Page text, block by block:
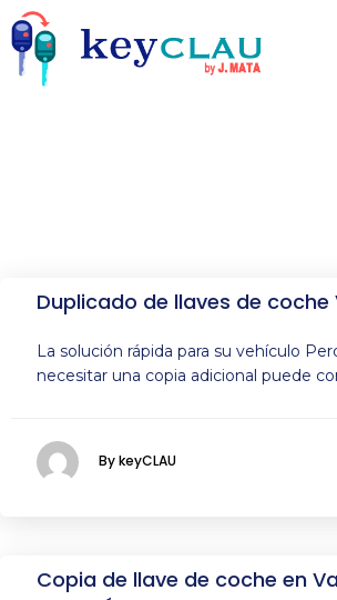
Duplicado de llaves de coche
La solución rápida para su vehículo
necesitar una copia adicional puede
By keyCLAU
Copia de llave de coche en